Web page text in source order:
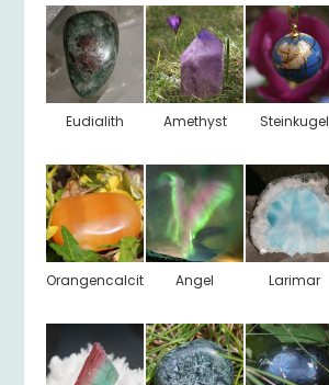
Eudialith Amethyst Steinkugel
Orangencalcit Angel Larimar